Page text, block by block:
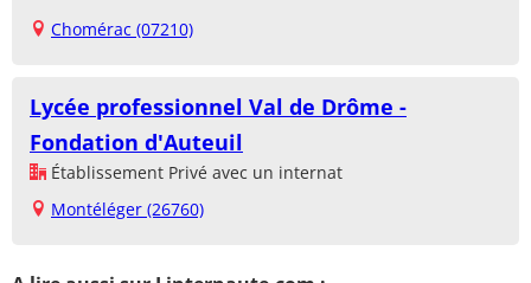
Chomérac (07210)
Lycée professionnel Val de Drôme -
Fondation d'Auteuil
Établissement Privé avec un internat
Montéléger (26760)